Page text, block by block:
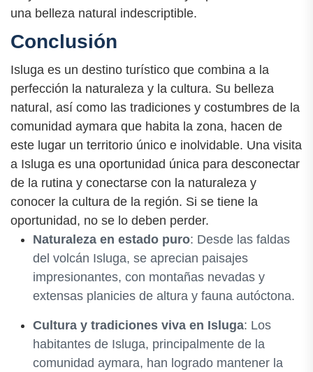
una belleza natural indescriptible.
Conclusión
Isluga es un destino turístico que combina a la
perfección la naturaleza y la cultura. Su belleza
natural, así como las tradiciones y costumbres de la
comunidad aymara que habita la zona, hacen de
este lugar un territorio único e inolvidable. Una visita
a Isluga es una oportunidad única para desconectar
de la rutina y conectarse con la naturaleza y
conocer la cultura de la región. Si se tiene la
oportunidad, no se lo deben perder.
Naturaleza en estado puro: Desde las faldas
del volcán Isluga, se aprecian paisajes
impresionantes, con montañas nevadas y
extensas planicies de altura y fauna autóctona.
Cultura y tradiciones viva en Isluga: Los
habitantes de Isluga, principalmente de la
comunidad aymara, han logrado mantener la